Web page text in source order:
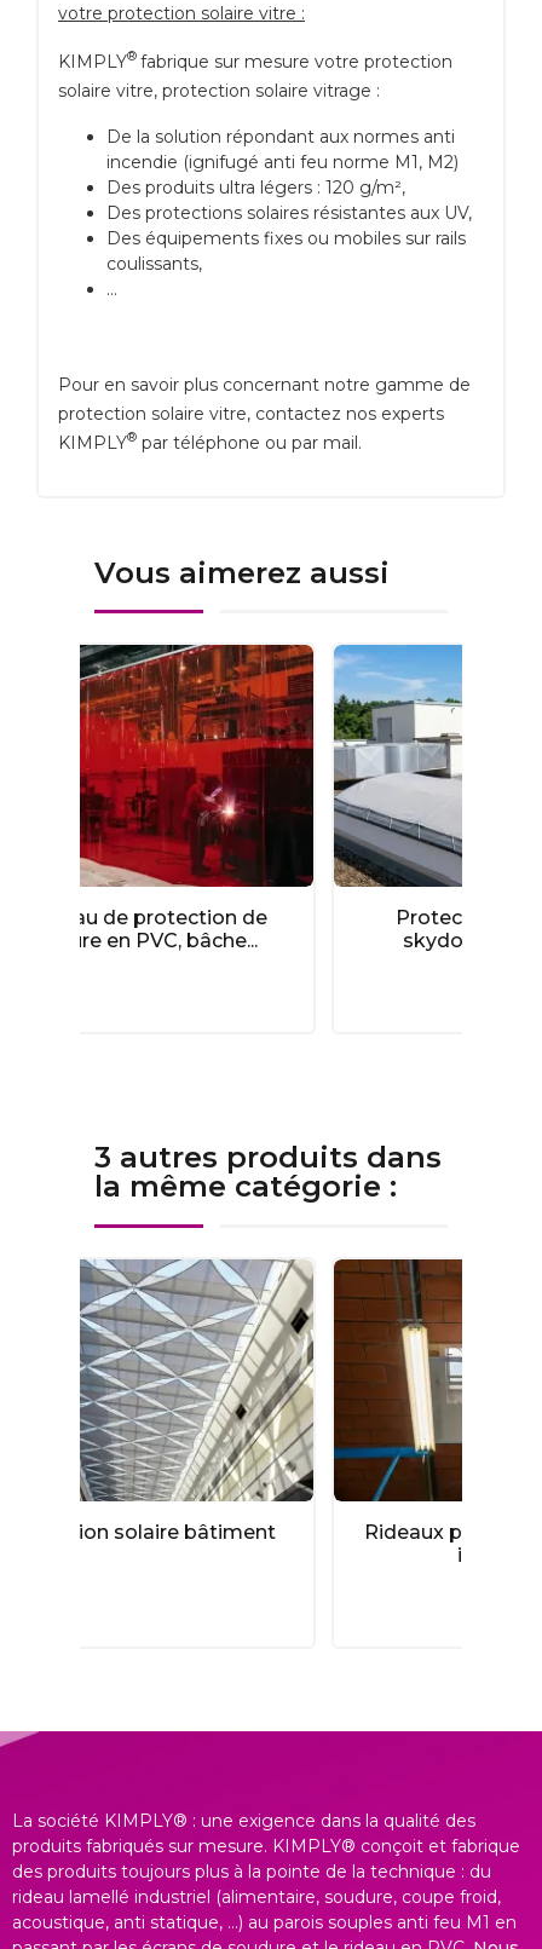
votre protection solaire vitre :
KIMPLY® fabrique sur mesure votre protection
solaire vitre, protection solaire vitrage :
De la solution répondant aux normes anti
incendie (ignifugé anti feu norme M1, M2)
Des produits ultra légers : 120 g/m²,
Des protections solaires résistantes aux UV,
Des équipements fixes ou mobiles sur rails
coulissants,
…
Pour en savoir plus concernant notre gamme de
protection solaire vitre, contactez nos experts
KIMPLY® par téléphone ou par mail.
Vous aimerez aussi
Protection solaire pour
skydome sur-mesure
3 autres produits dans
la même catégorie :
Rideaux pare soleil et anti-UV
La société KIMPLY® : une exigence dans la qualité des
produits fabriqués sur mesure. KIMPLY® conçoit et fabrique
des produits toujours plus à la pointe de la technique : du
rideau lamellé industriel (alimentaire, soudure, coupe froid,
acoustique, anti statique, ...) au parois souples anti feu M1 en